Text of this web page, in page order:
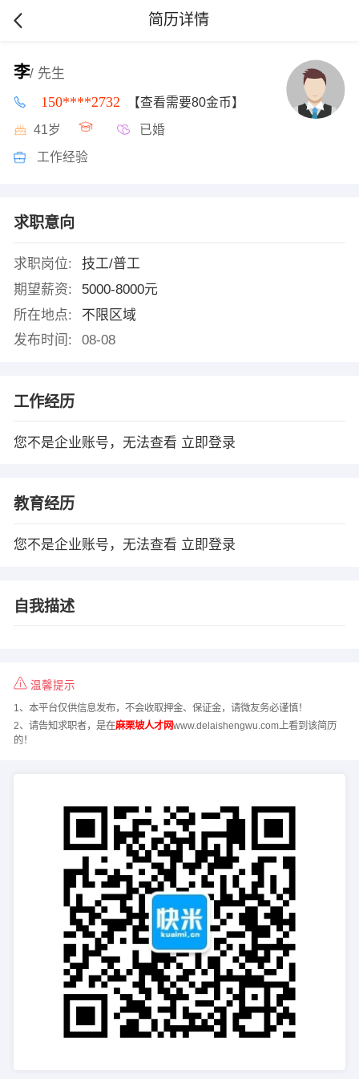
简历详情
李/ 先生
150****2732 【查看需要80金币】
41岁 已婚
工作经验
求职意向
求职岗位:
技工/普工
期望薪资:
5000-8000元
所在地点:
不限区域
发布时间:
08-08
工作经历
您不是企业账号，无法查看 立即登录
教育经历
您不是企业账号，无法查看 立即登录
自我描述
温馨提示
1、本平台仅供信息发布，不会收取押金、保证金，请微友务必谨慎！
2、请告知求职者，是在麻栗坡人才网www.delaishengwu.com上看到该简历
的！